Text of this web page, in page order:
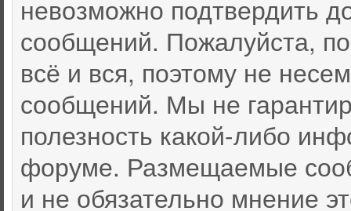
невозможно подтвердить
сообщений. Пожалуйста,
всё и вся, поэтому не
сообщений. Мы не
полезность какой-либо
форуме. Размещаемые
и не обязательно мнение